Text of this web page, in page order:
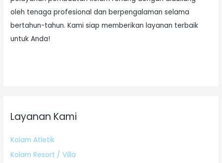
oleh tenaga profesional dan berpengalaman selama
bertahun-tahun. Kami siap memberikan layanan terbaik
untuk Anda!
Layanan Kami
Kolam Atletik
Kolam Resort / Villa